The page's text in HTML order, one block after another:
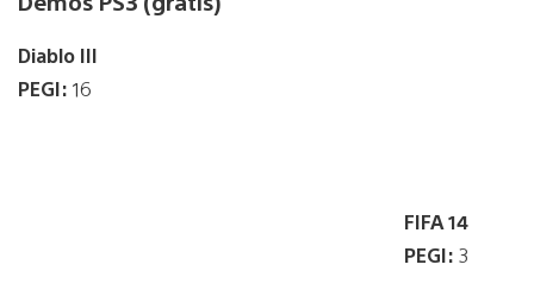
Diablo III
PEGI: 16
FIFA 14
PEGI: 3